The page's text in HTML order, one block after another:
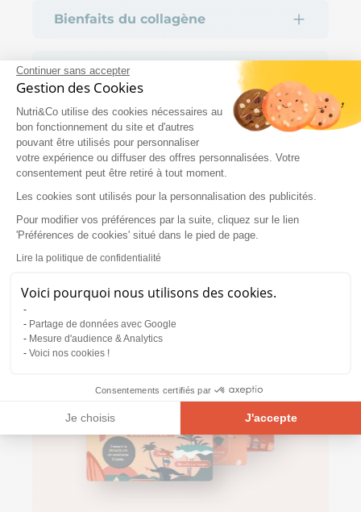
Continuer sans accepter
Gestion des Cookies
Nutri&Co utilise des cookies nécessaires au
bon fonctionnement du site et d'autres
pouvant être utilisés pour personnaliser
votre expérience ou diffuser des offres personnalisées. Votre
consentement peut être retiré à tout moment.
Les cookies sont utilisés pour la personnalisation des publicités.
Pour modifier vos préférences par la suite, cliquez sur le lien
'Préférences de cookies' situé dans le pied de page.
Lire la politique de confidentialité
Voici pourquoi nous utilisons des cookies.
Partage de données avec Google
Mesure d'audience & Analytics
Voici nos cookies !
Consentements certifiés par
Je choisis J'accepte
Plateforme de Gestion du Consentement : Personnalisez vos
Notre plateforme vous permet d'adapter et de gérer vos
Bienfaits du collagène
Ingrédients et analyses
Conseils d’utilisation
Tout savoir sur le collagène
Références scientifiques
10% de réduction